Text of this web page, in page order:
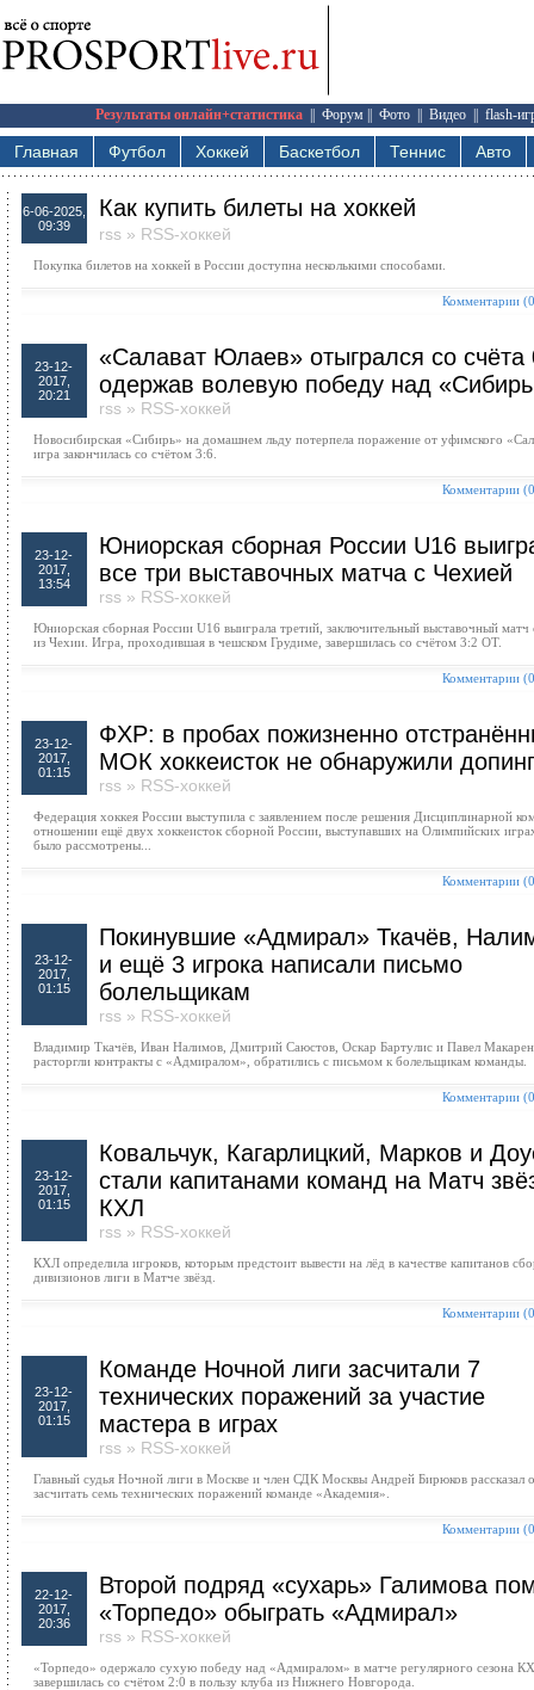
Результаты онлайн+статистика Форум Фото Видео flash-
Главная Футбол Хоккей Баскетбол Теннис Авто
6-06-2025,
09:39
Как купить билеты на хоккей
rss » RSS-хоккей
Покупка билетов на хоккей в России доступна несколькими способами.
Комментарии
23-12-
2017,
20:21
«Салават Юлаев» отыгрался со счёта
одержав волевую победу над
rss » RSS-хоккей
Новосибирская «Сибирь» на домашнем льду потерпела поражение от уфимского
игра закончилась со счётом 3:6.
Комментарии
23-12-
2017,
13:54
Юниорская сборная России U16
все три выставочных матча с Чехией
rss » RSS-хоккей
Юниорская сборная России U16 выиграла третий, заключительный выставочный матч
из Чехии. Игра, проходившая в чешском Грудиме, завершилась со счётом 3:2 ОТ.
Комментарии
23-12-
2017,
01:15
ФХР: в пробах пожизненно
МОК хоккеисток не обнаружили допинг
rss » RSS-хоккей
Федерация хоккея России выступила с заявлением после решения Дисциплинарной
отношении ещё двух хоккеисток сборной России, выступавших на Олимпийских
было рассмотрены...
Комментарии
23-12-
2017,
01:15
Покинувшие «Адмирал» Ткачёв,
и ещё 3 игрока написали письмо
болельщикам
rss » RSS-хоккей
Владимир Ткачёв, Иван Налимов, Дмитрий Саюстов, Оскар Бартулис и Павел
расторгли контракты с «Адмиралом», обратились с письмом к болельщикам команды.
Комментарии
23-12-
2017,
01:15
Ковальчук, Кагарлицкий, Марков и
стали капитанами команд на Матч
КХЛ
rss » RSS-хоккей
КХЛ определила игроков, которым предстоит вывести на лёд в качестве капитанов
дивизионов лиги в Матче звёзд.
Комментарии
23-12-
2017,
01:15
Команде Ночной лиги засчитали 7
технических поражений за участие
мастера в играх
rss » RSS-хоккей
Главный судья Ночной лиги в Москве и член СДК Москвы Андрей Бирюков рассказал
засчитать семь технических поражений команде «Академия».
Комментарии
22-12-
2017,
20:36
Второй подряд «сухарь» Галимова
«Торпедо» обыграть «Адмирал»
rss » RSS-хоккей
«Торпедо» одержало сухую победу над «Адмиралом» в матче регулярного сезона
завершилась со счётом 2:0 в пользу клуба из Нижнего Новгорода.